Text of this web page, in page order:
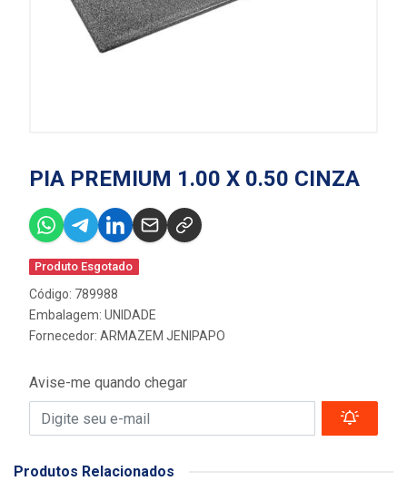
PIA PREMIUM 1.00 X 0.50 CINZA
Produto Esgotado
Código: 789988
Embalagem: UNIDADE
Fornecedor: ARMAZEM JENIPAPO
Avise-me quando chegar
Produtos Relacionados